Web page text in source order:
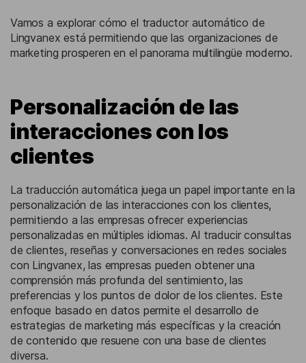
Vamos a explorar cómo el traductor automático de
Lingvanex está permitiendo que las organizaciones de
marketing prosperen en el panorama multilingüe moderno.
Personalización de las
interacciones con los
clientes
La traducción automática juega un papel importante en la
personalización de las interacciones con los clientes,
permitiendo a las empresas ofrecer experiencias
personalizadas en múltiples idiomas. Al traducir consultas
de clientes, reseñas y conversaciones en redes sociales
con Lingvanex, las empresas pueden obtener una
comprensión más profunda del sentimiento, las
preferencias y los puntos de dolor de los clientes. Este
enfoque basado en datos permite el desarrollo de
estrategias de marketing más específicas y la creación
de contenido que resuene con una base de clientes
diversa.